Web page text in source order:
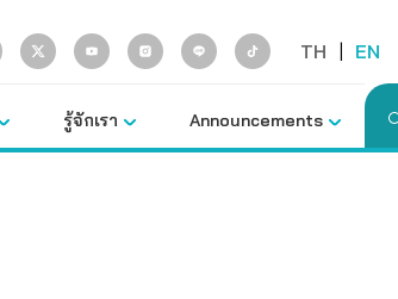
TH | EN
รู้จักเรา Announcements